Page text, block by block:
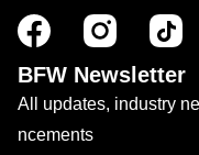
BFW Newsletter
All updates, industry
ncements